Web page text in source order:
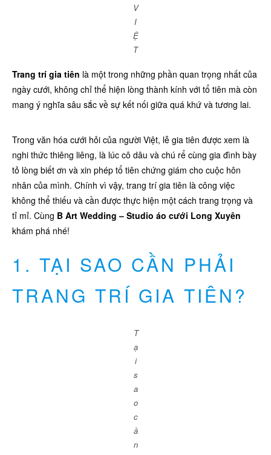
V
I
Ệ
T
Trang trí gia tiên là một trong những phần quan trọng nhất của
ngày cưới, không chỉ thể hiện lòng thành kính với tổ tiên mà còn
mang ý nghĩa sâu sắc về sự kết nối giữa quá khứ và tương lai.
Trong văn hóa cưới hỏi của người Việt, lễ gia tiên được xem là
nghi thức thiêng liêng, là lúc cô dâu và chú rể cùng gia đình bày
tỏ lòng biết ơn và xin phép tổ tiên chứng giám cho cuộc hôn
nhân của mình. Chính vì vậy, trang trí gia tiên là công việc
không thể thiếu và cần được thực hiện một cách trang trọng và
tỉ mỉ. Cùng B Art Wedding – Studio áo cưới Long Xuyên
khám phá nhé!
1. TẠI SAO CẦN PHẢI
TRANG TRÍ GIA TIÊN?
T
ạ
i
s
a
o
c
ầ
n